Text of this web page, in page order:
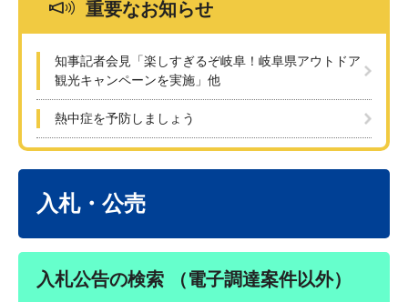
重要なお知らせ
知事記者会見「楽しすぎるぞ岐阜！岐阜県アウトドア
観光キャンペーンを実施」他
熱中症を予防しましょう
入札・公売
入札公告の検索 （電子調達案件以外）